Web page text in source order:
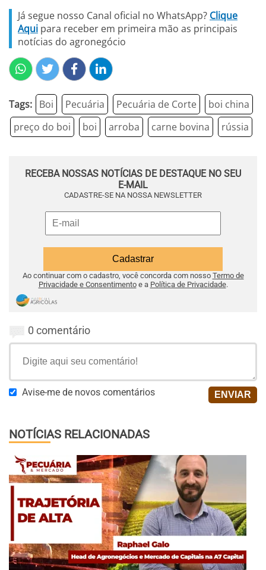
Já segue nosso Canal oficial no WhatsApp? Clique
Aqui para receber em primeira mão as principais
notícias do agronegócio
Tags: Boi Pecuária Pecuária de Corte
boi china
preço do boi
boi arroba carne bovina rússia
RECEBA NOSSAS NOTÍCIAS DE DESTAQUE NO SEU
E-MAIL
CADASTRE-SE NA NOSSA NEWSLETTER
Ao continuar com o cadastro, você concorda com nosso Termo de
Privacidade e Consentimentoe a Política de Privacidade.
0 comentário
Avise-me de novos comentários
NOTÍCIAS RELACIONADAS